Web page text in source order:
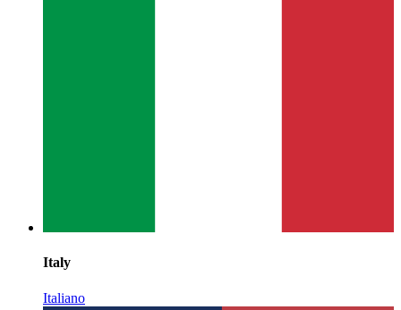
Italy
Italiano